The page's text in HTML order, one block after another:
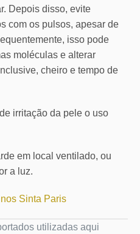
Depois disso, evite
com os pulsos, apesar de
isso pode
moléculas e alterar
cheiro e tempo de
irritação da pele o uso
em local ventilado, ou
a luz.
Sinta Paris
utilizadas aqui